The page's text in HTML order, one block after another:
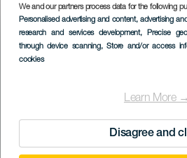
We and our partners process data for the following
Personalised advertising and content, advertising
research and services development, Precise
through device scanning, Store and/or access
cookies
Learn More →
Disagree and
Imagen
Listado